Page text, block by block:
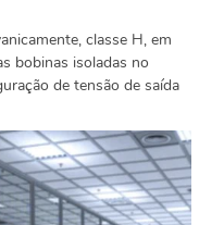
classe H, em
bobinas isoladas no
de tensão de saída